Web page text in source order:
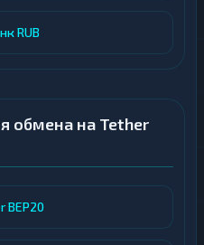
RUB
обмена на Tether
BEP20